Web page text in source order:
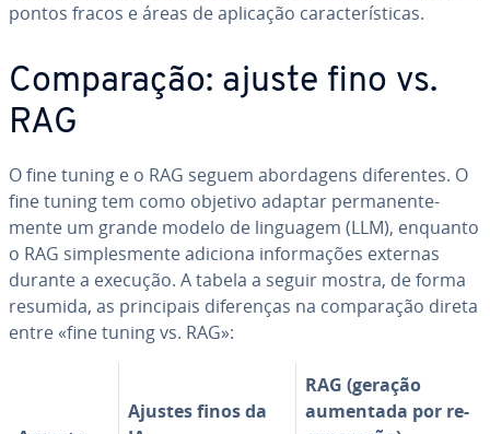
pontos fracos e áreas de aplicação ca­rac­te­rís­ti­cas.
Com­pa­ra­ção: ajuste fino vs.
RAG
O fine tuning e o RAG seguem abor­da­gens di­fe­ren­tes. O
fine tuning tem como objetivo adaptar per­ma­nen­te­
mente um grande modelo de linguagem (LLM), enquanto
o RAG sim­ples­mente adiciona in­for­ma­ções externas
durante a execução. A tabela a seguir mostra, de forma
resumida, as prin­ci­pais di­fe­ren­ças na com­pa­ra­ção direta
entre «fine tuning vs. RAG»:
Ajustes finos da
RAG (geração
aumentada por re­